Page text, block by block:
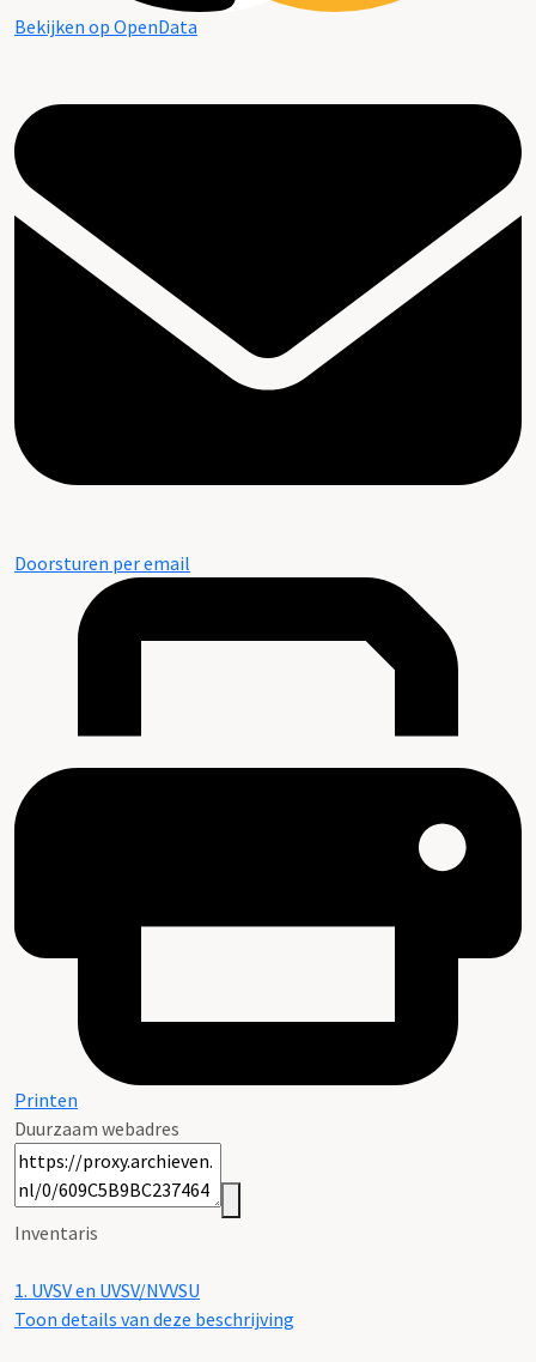
Bekijken op OpenData
Doorsturen per email
Printen
Duurzaam webadres
Inventaris
1. UVSV en UVSV/NVVSU
Toon details van deze beschrijving